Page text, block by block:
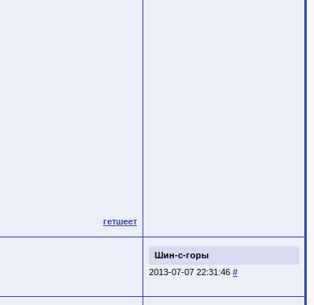
гетшеет
Шин-с-горы
2013-07-07 22:31:46 #